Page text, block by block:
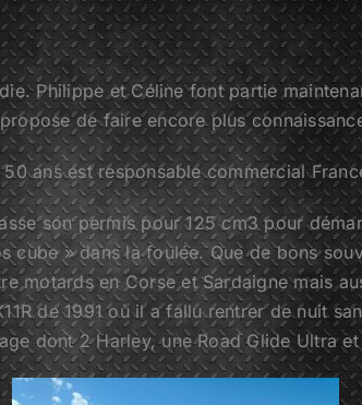
Philippe et Céline font partie
de faire encore plus
ans est responsable commercial
son permis pour 125 cm3 pour
cube » dans la foulée. Que de bons
motards en Corse et Sardaigne mais
de 1991 où il a fallu rentrer de nuit
dont 2 Harley, une Road Glide Ultra